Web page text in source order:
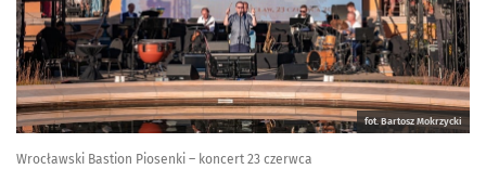
fot. Bartosz Mokrzycki
Wrocławski Bastion Piosenki – koncert 23 czerwca